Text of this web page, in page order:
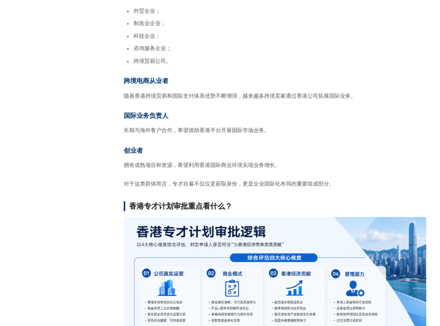
外贸企业；
制造业企业；
科技企业；
咨询服务企业；
跨境贸易公司。
跨境电商从业者
随着香港跨境贸易和国际支付体系优势不断增强，越来越多跨境卖家通过香港公司拓展国际业务。
国际业务负责人
长期与海外客户合作，希望借助香港平台开展国际市场业务。
创业者
拥有成熟项目和资源，希望利用香港国际商业环境实现业务增长。
对于这类群体而言，专才自雇不仅仅是获取身份，更是企业国际化布局的重要组成部分。
香港专才计划审批重点看什么？